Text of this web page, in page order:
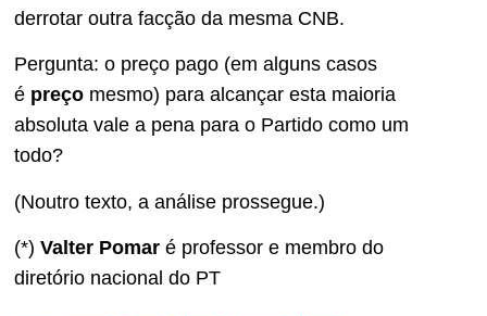
derrotar outra facção da mesma CNB.
Pergunta: o preço pago (em alguns casos
é preço mesmo) para alcançar esta maioria
absoluta vale a pena para o Partido como um
todo?
(Noutro texto, a análise prossegue.)
(*) Valter Pomar é professor e membro do
diretório nacional do PT